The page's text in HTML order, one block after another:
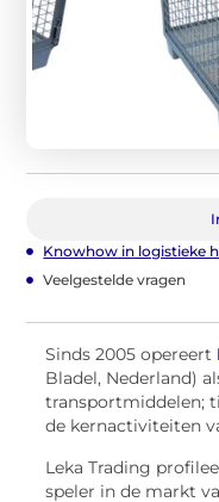
Knowhow in logistieke
Veelgestelde vragen
Sinds 2005 opereert
Bladel, Nederland)
transportmiddelen;
de kernactiviteiten
Leka Trading
speler in de markt